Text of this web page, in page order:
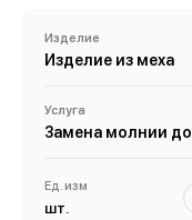
Изделие
Изделие из меха
Услуга
Замена молнии
Ед. изм
шт.